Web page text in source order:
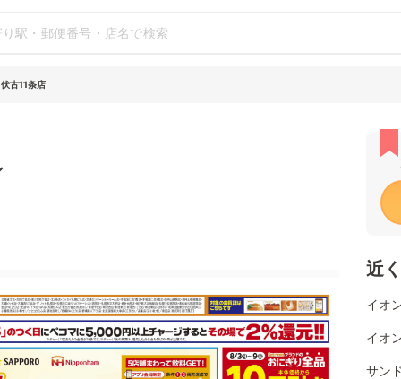
古11条店
近
イオ
イオ
サン